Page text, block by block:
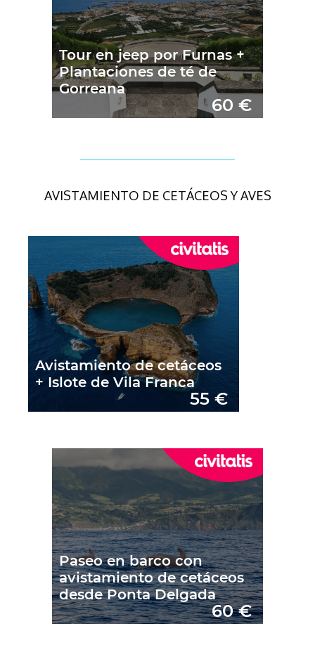
AVISTAMIENTO DE CETÁCEOS Y AVES